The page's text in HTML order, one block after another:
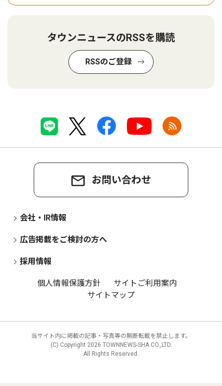
タウンニュースのRSSを購読
RSSのご登録
お問い合わせ
会社・IR情報
広告掲載をご検討の方へ
採用情報
個人情報保護方針
サイトご利用案内
サイトマップ
当サイト内に掲載の記事・写真等の無断転載を禁止します。
(C) Copyright 2026 TOWNNEWS-SHA CO.,LTD.
All Rights Reserved.